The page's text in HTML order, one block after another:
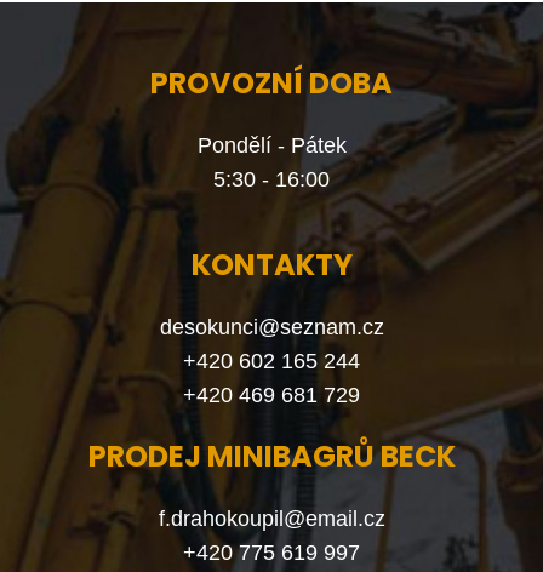
PROVOZNÍ DOBA
Pondělí - Pátek
5:30 - 16:00
KONTAKTY
desokunci@seznam.cz
+420 602 165 244
+420 469 681 729
PRODEJ MINIBAGRŮ BECK
f.drahokoupil@email.cz
+420 775 619 997